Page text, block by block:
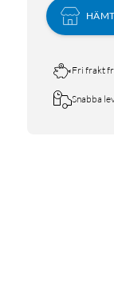
Fri frakt
Snabba